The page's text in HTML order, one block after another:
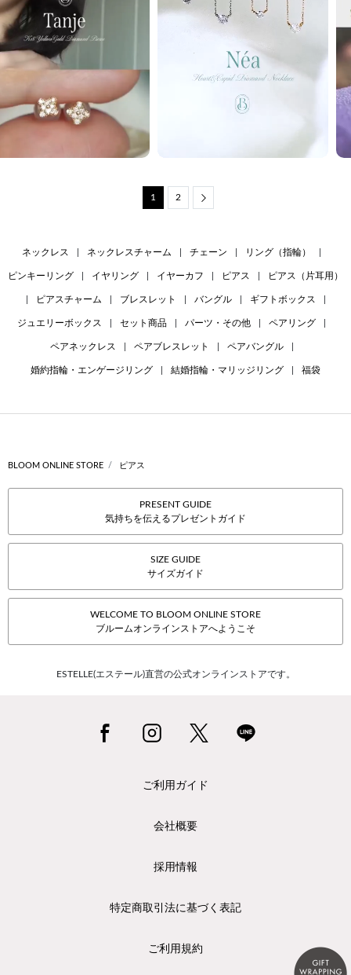
1 2
ネックレス ネックレスチャーム チェーン リング（指輪）
ピンキーリング イヤリング イヤーカフ ピアス ピアス（片耳用）
ピアスチャーム ブレスレット バングル ギフトボックス
ジュエリーボックス セット商品 パーツ・その他 ペアリング
ペアネックレス ペアブレスレット ペアバングル
婚約指輪・エンゲージリング 結婚指輪・マリッジリング 福袋
BLOOM ONLINE STORE ピアス
PRESENT GUIDE
気持ちを伝えるプレゼントガイド
SIZE GUIDE
サイズガイド
WELCOME TO BLOOM ONLINE STORE
ブルームオンラインストアへようこそ
ESTELLE(エステール)直営の公式オンラインストアです。
ご利用ガイド
会社概要
採用情報
特定商取引法に基づく表記
ご利用規約